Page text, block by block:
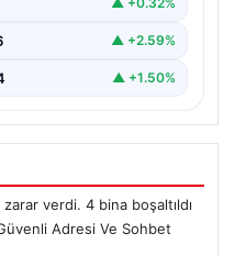
▲ +2.59%
▲ +1.50%
verdi. 4 bina boşaltıldı
Adresi Ve Sohbet